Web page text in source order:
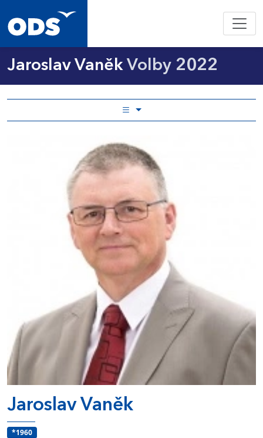
Jaroslav Vaněk Volby 2022
Jaroslav Vaněk
*1960